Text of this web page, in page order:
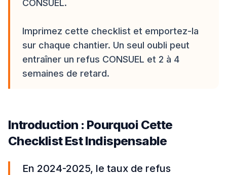
CONSUEL.
Imprimez cette checklist et emportez-la
sur chaque chantier. Un seul oubli peut
entraîner un refus CONSUEL et 2 à 4
semaines de retard.
Introduction : Pourquoi Cette
Checklist Est Indispensable
En 2024-2025, le taux de refus